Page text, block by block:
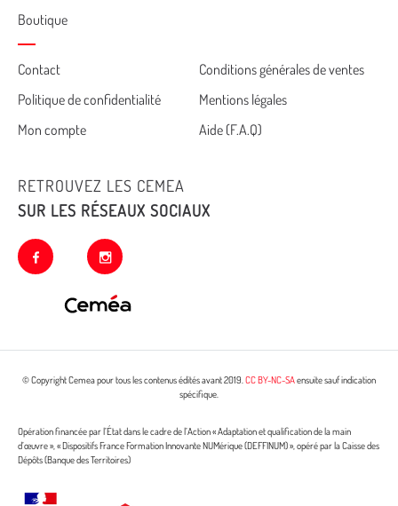
Boutique
Cemea
footer
Contact
Conditions générales de ventes
Politique de confidentialité
Mentions légales
Mon compte
Aide (F.A.Q)
RETROUVEZ LES CEMEA
SUR LES RÉSEAUX SOCIAUX
facebook instagram
© Copyright Cemea pour tous les contenus édités avant 2019.CC BY-NC-SAensuite sauf indication
spécifique.
Opération financée par l’État dans le cadre de l’Action « Adaptation et qualification de la main
d’œuvre », « Dispositifs France Formation Innovante NUMérique (DEFFINUM) », opéré par la Caisse des
Dépôts (Banque des Territoires)